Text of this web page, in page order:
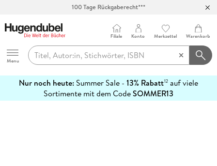
100 Tage Rückgaberecht***
Hugendubel
Menu
Filiale Konto Merkzettel Warenkorb
Nur noch heute: Summer Sale - 13% Rabatt12 auf viele
Sortimente mit dem CodeSOMMER13
erfahren